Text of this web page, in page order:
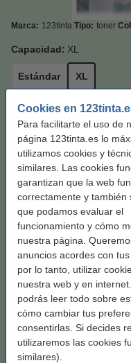
Cookies en
Para facilitarte el uso de
página 123tinta.es lo
utilizamos cookies y
similares. Las cookies
garantizan que la web
correctamente y también
que podamos evaluar el
funcionamiento y cómo
nuestra página.
anuncios acordes con
por lo tanto, utilizar
nuestra web y en
podrás leer todo sobre
cómo cambiar tus
consentirlas. Si decides
utilizaremos las cookies
similares).
Marca: 123tinta Tipo: toner
Capacidad: XL
Estándar XL
Color: negro
negro negro (2x)
Ver características y
¡Ahorra casi un40%en
En stock
¡Recíbelo en 24
Por página 0,016 €
52,50 €
Añade el pack doble
Brother TN-
(marca 123tinta)
102,50 €